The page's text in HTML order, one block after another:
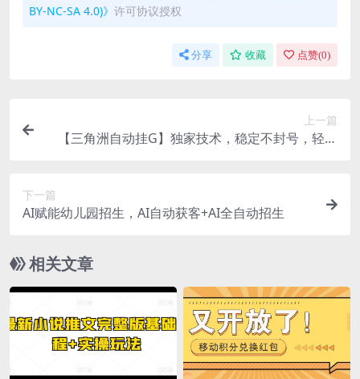
BY-NC-SA 4.0)》 许可协议授权
分享 收藏 点赞(0)
上一篇
【三角洲自动挂G】独家技术，稳定不封号，轻松
下一篇
AI赋能幼儿园招生，AI自动获客+AI全自动招生
相关文章